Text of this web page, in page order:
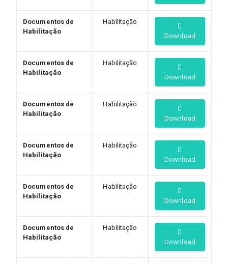
Documentos de
Habilitação
Habilitação
Download
Documentos de
Habilitação
Habilitação
Download
Documentos de
Habilitação
Habilitação
Download
Documentos de
Habilitação
Habilitação
Download
Documentos de
Habilitação
Habilitação
Download
Documentos de
Habilitação
Habilitação
Download